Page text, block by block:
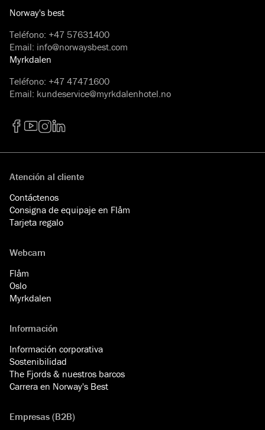
Norway's best
Teléfono: +47 57631400
Email: info@norwaysbest.com
Myrkdalen
Teléfono: +47 47471600
Email: kundeservice@myrkdalenhotel.no
Atención al cliente
Contáctenos
Consigna de equipaje en Flåm
Tarjeta regalo
Webcam
Flåm
Oslo
Myrkdalen
Información
Información corporativa
Sostenibilidad
The Fjords & nuestros barcos
Carrera en Norway's Best
Empresas (B2B)